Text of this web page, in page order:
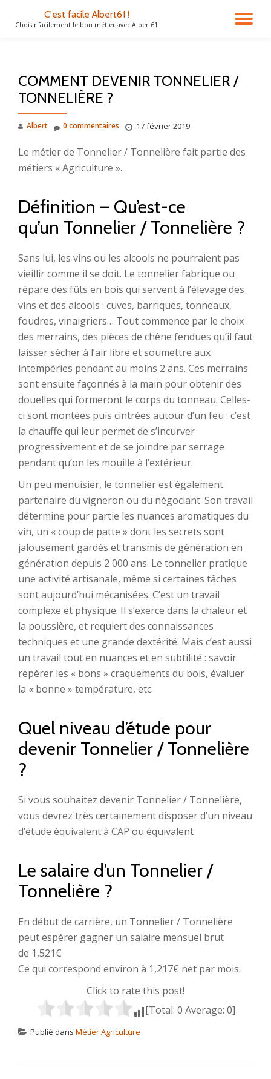
C'est facile Albert61 !
Choisir facilement le bon métier avec Albert61
COMMENT DEVENIR TONNELIER /
TONNELIÈRE ?
Albert 17 février 2019
0 commentaires
Le métier de Tonnelier / Tonnelière fait partie des
métiers « Agriculture ».
Définition – Qu’est-ce
qu’un Tonnelier / Tonnelière ?
Sans lui, les vins ou les alcools ne pourraient pas
vieillir comme il se doit. Le tonnelier fabrique ou
répare des fûts en bois qui servent à l’élevage des
vins et des alcools : cuves, barriques, tonneaux,
foudres, vinaigriers… Tout commence par le choix
des merrains, des pièces de chêne fendues qu’il faut
laisser sécher à l’air libre et soumettre aux
intempéries pendant au moins 2 ans. Ces merrains
sont ensuite façonnés à la main pour obtenir des
douelles qui formeront le corps du tonneau. Celles-
ci sont montées puis cintrées autour d’un feu : c’est
la chauffe qui leur permet de s’incurver
progressivement et de se joindre par serrage
pendant qu’on les mouille à l’extérieur.
Un peu menuisier, le tonnelier est également
partenaire du vigneron ou du négociant. Son travail
détermine pour partie les nuances aromatiques du
vin, un « coup de patte » dont les secrets sont
jalousement gardés et transmis de génération en
génération depuis 2 000 ans. Le tonnelier pratique
une activité artisanale, même si certaines tâches
sont aujourd’hui mécanisées. C’est un travail
complexe et physique. Il s’exerce dans la chaleur et
la poussière, et requiert des connaissances
techniques et une grande dextérité. Mais c’est aussi
un travail tout en nuances et en subtilité : savoir
repérer les « bons » craquements du bois, évaluer
la « bonne » température, etc.
Quel niveau d’étude pour
devenir Tonnelier / Tonnelière
?
Si vous souhaitez devenir Tonnelier / Tonnelière,
vous devrez très certainement disposer d’un niveau
d’étude équivalent à CAP ou équivalent
Le salaire d’un Tonnelier /
Tonnelière ?
En début de carrière, un Tonnelier / Tonnelière
peut espérer gagner un salaire mensuel brut
de 1,521€
Ce qui correspond environ à 1,217€ net par mois.
Click to rate this post!
[Total: 0 Average: 0]
Publié dans Métier Agriculture